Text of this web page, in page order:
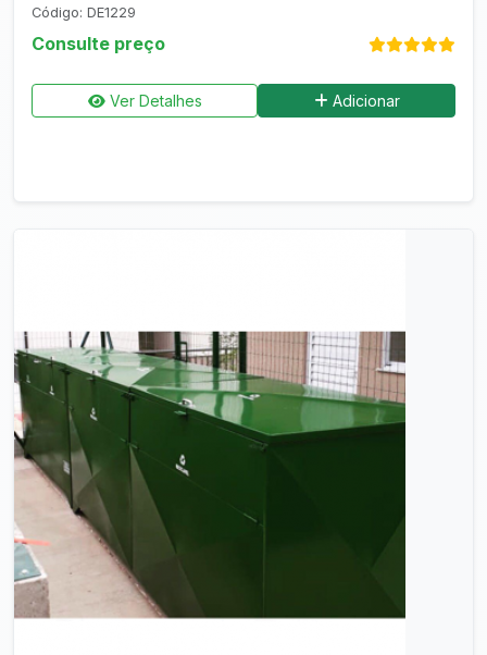
Código: DE1229
Consulte preço
Ver Detalhes Adicionar